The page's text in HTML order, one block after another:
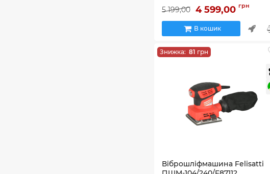
5 199,00 4 599,00 грн
В кошик
Знижка: 81 грн
Віброшліфмашина Felisatti